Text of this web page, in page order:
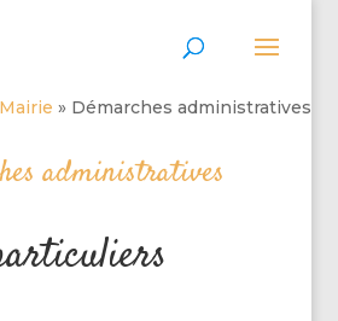
» Démarches administratives
administratives